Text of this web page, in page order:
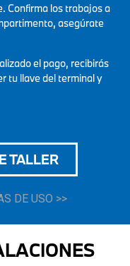
Confirma los trabajos a
asegúrate
el pago, recibirás
tu llave del terminal y
TALLER
DE USO >>